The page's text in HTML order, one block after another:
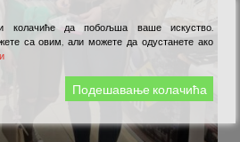
колачиће да побољша ваше искуство.
са овим, али можете да одустанете ако
Подешавање колачића